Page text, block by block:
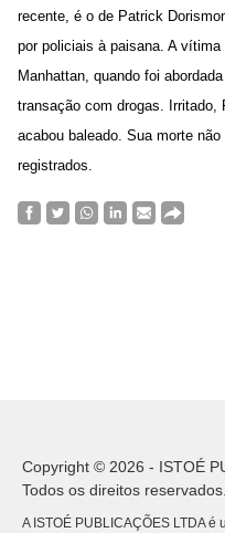
recente, é o de Patrick
por policiais à paisana. A
Manhattan, quando foi
transação com drogas. Irritado,
acabou baleado. Sua morte
registrados.
Copyright © 2026 - ISTOÉ
Todos os direitos reservados.
A ISTOÉ PUBLICAÇÕES LTDA